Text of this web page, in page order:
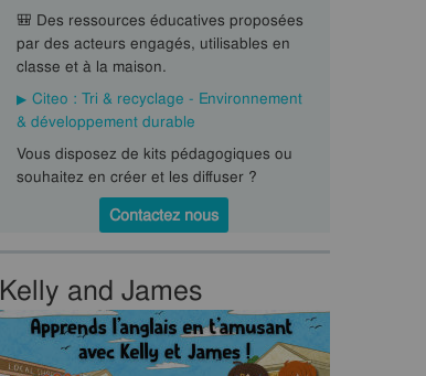
🎒 Des ressources éducatives proposées
par des acteurs engagés, utilisables en
classe et à la maison.
Citeo : Tri & recyclage - Environnement
& développement durable
Vous disposez de kits pédagogiques ou
souhaitez en créer et les diffuser ?
Contactez nous
Kelly and James